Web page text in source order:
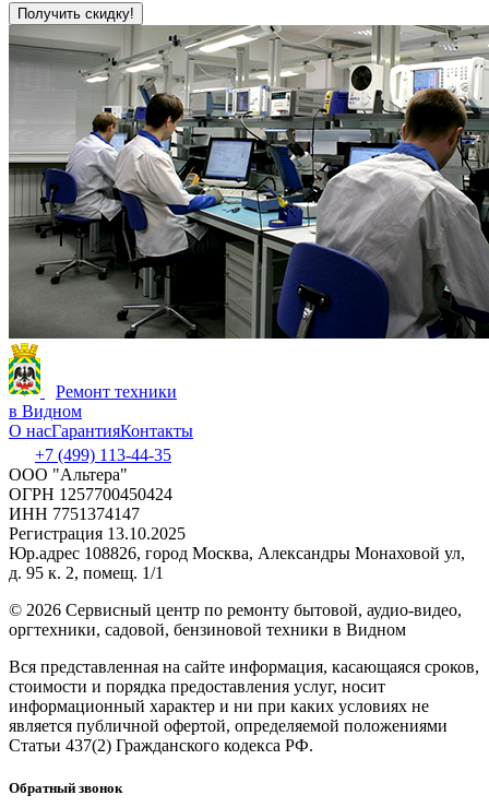
Получить скидку!
Ремонт техники
в Видном
О насГарантияКонтакты
+7 (499) 113-44-35
ООО "Альтера"
ОГРН 1257700450424
ИНН 7751374147
Регистрация 13.10.2025
Юр.адрес 108826, город Москва, Александры Монаховой ул,
д. 95 к. 2, помещ. 1/1
© 2026 Сервисный центр по ремонту бытовой, аудио-видео,
оргтехники, садовой, бензиновой техники в Видном
Вся представленная на сайте информация, касающаяся сроков,
стоимости и порядка предоставления услуг, носит
информационный характер и ни при каких условиях не
является публичной офертой, определяемой положениями
Статьи 437(2) Гражданского кодекса РФ.
Обратный звонок